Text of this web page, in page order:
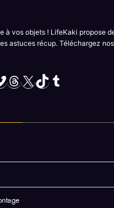
à vos objets ! LifeKaki propose
astuces récup. Téléchargez
Threads
X TikTokTumblr